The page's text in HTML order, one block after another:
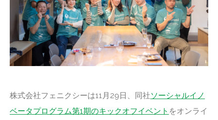
株式会社フェニクシーは11月29日、同社ソーシャルイノ
ベータプログラム第1期のキックオフイベント をオンライ